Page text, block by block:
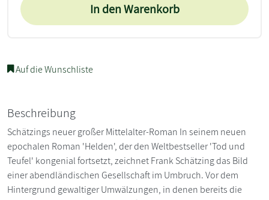
In den Warenkorb
Auf die Wunschliste
Beschreibung
Schätzings neuer großer Mittelalter-Roman In seinem neuen
epochalen Roman 'Helden', der den Weltbestseller 'Tod und
Teufel' kongenial fortsetzt, zeichnet Frank Schätzing das Bild
einer abendländischen Gesellschaft im Umbruch. Vor dem
Hintergrund gewaltiger Umwälzungen, in denen bereits die